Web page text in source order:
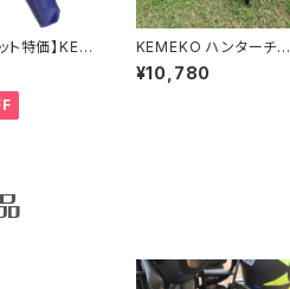
ト特価】KEM
アンブレラ
ージ LARGE
ルー 超軽量
りたたみ傘
KEMEKO ハンターチェ
アーアグラ ベンチ＆テ
ーブル ペアチェアー＆
¥10,780